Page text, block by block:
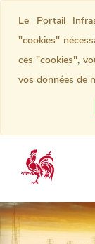
Le Portail
"cookies"
ces "cookies",
vos données de